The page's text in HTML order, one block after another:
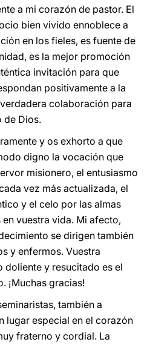
a mi corazón de pastor. El
bien vivido ennoblece a
en los fieles, es fuente de
es la mejor promoción
invitación para que
positivamente a la
colaboración para
de Dios.
y os exhorto a que
digno la vocación que
misionero, el entusiasmo
vez más actualizada, el
y el celo por las almas
vuestra vida. Mi afecto,
se dirigen también
y enfermos. Vuestra
y resucitado es el
¡Muchas gracias!
también a
lugar especial en el corazón
fraterno y cordial. La